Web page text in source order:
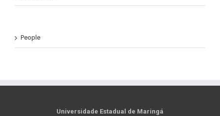
People
Universidade Estadual de Maringá